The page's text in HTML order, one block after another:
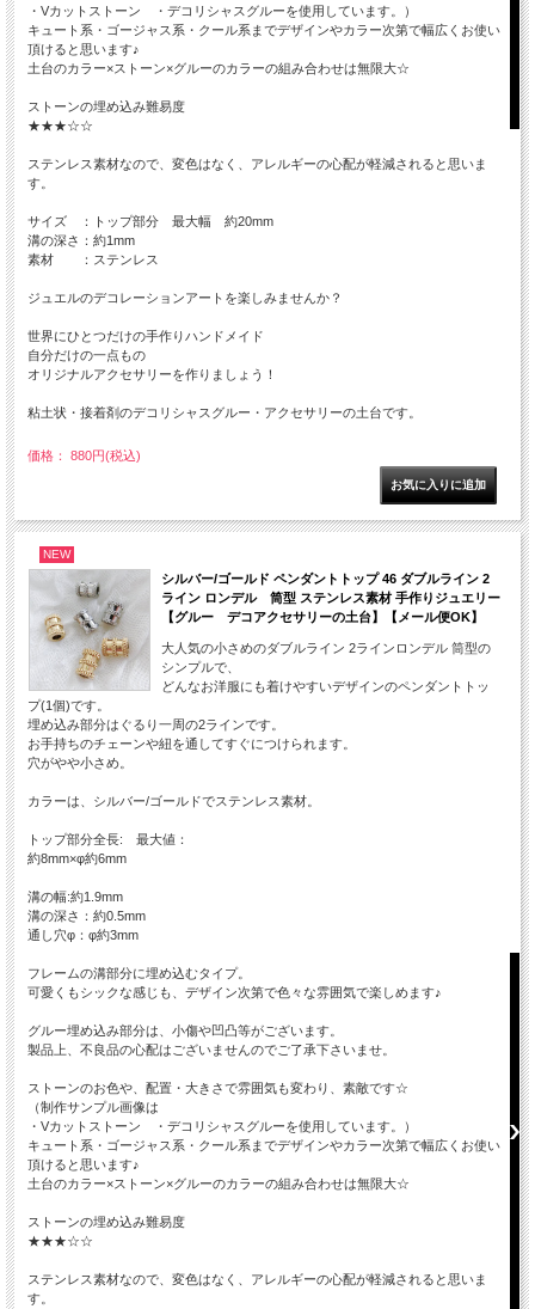
・Vカットストーン ・デコリシャスグルーを使用しています。）
キュート系・ゴージャス系・クール系までデザインやカラー次第で幅広くお使い
頂けると思います♪
土台のカラー×ストーン×グルーのカラーの組み合わせは無限大☆
ストーンの埋め込み難易度
★★★☆☆
ステンレス素材なので、変色はなく、アレルギーの心配が軽減されると思いま
す。
サイズ ：トップ部分 最大幅 約20mm
溝の深さ：約1mm
素材 ：ステンレス
ジュエルのデコレーションアートを楽しみませんか？
世界にひとつだけの手作りハンドメイド
自分だけの一点もの
オリジナルアクセサリーを作りましょう！
粘土状・接着剤のデコリシャスグルー・アクセサリーの土台です。
価格： 880円(税込)
NEW
シルバー/ゴールド ペンダントトップ 46 ダブルライン 2
ライン ロンデル 筒型 ステンレス素材 手作りジュエリー
【グルー デコアクセサリーの土台】【メール便OK】
大人気の小さめのダブルライン 2ラインロンデル 筒型の
シンプルで、
どんなお洋服にも着けやすいデザインのペンダントトッ
プ(1個)です。
埋め込み部分はぐるり一周の2ラインです。
お手持ちのチェーンや紐を通してすぐにつけられます。
穴がやや小さめ。
カラーは、シルバー/ゴールドでステンレス素材。
トップ部分全長: 最大値：
約8mm×φ約6mm
溝の幅:約1.9mm
溝の深さ：約0.5mm
通し穴φ：φ約3mm
フレームの溝部分に埋め込むタイプ。
可愛くもシックな感じも、デザイン次第で色々な雰囲気で楽しめます♪
グルー埋め込み部分は、小傷や凹凸等がございます。
製品上、不良品の心配はございませんのでご了承下さいませ。
ストーンのお色や、配置・大きさで雰囲気も変わり、素敵です☆
（制作サンプル画像は
・Vカットストーン ・デコリシャスグルーを使用しています。）
キュート系・ゴージャス系・クール系までデザインやカラー次第で幅広くお使い
頂けると思います♪
土台のカラー×ストーン×グルーのカラーの組み合わせは無限大☆
ストーンの埋め込み難易度
★★★☆☆
ステンレス素材なので、変色はなく、アレルギーの心配が軽減されると思いま
す。